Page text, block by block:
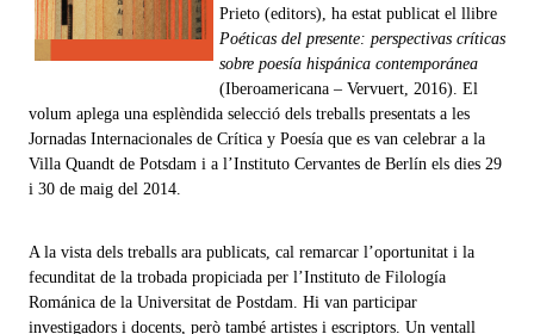
Prieto (editors), ha estat publicat el llibre
Poéticas del presente: perspectivas críticas
sobre poesía hispánica contemporánea
(Iberoamericana – Vervuert, 2016). El
volum aplega una esplèndida selecció dels treballs presentats a les
Jornadas Internacionales de Crítica y Poesía que es van celebrar a la
Villa Quandt de Potsdam i a l’Instituto Cervantes de Berlín els dies 29
i 30 de maig del 2014.
A la vista dels treballs ara publicats, cal remarcar l’oportunitat i la
fecunditat de la trobada propiciada per l’Instituto de Filología
Románica de la Universitat de Postdam. Hi van participar
investigadors i docents, però també artistes i escriptors. Un ventall